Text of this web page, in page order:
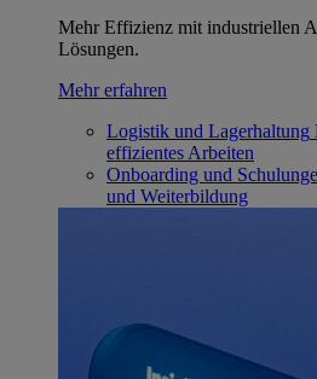
Mehr Effizienz mit industriellen
Lösungen.
Mehr erfahren
Logistik und Lagerhaltung
effizientes Arbeiten
Onboarding und
und Weiterbildung